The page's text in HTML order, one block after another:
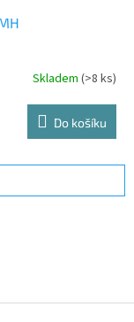
Skladem (>8 ks)
Do košíku